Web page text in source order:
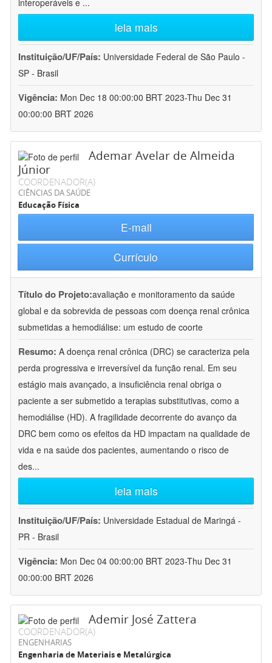
interoperáveis e ...
leia mais
Instituição/UF/País: Universidade Federal de São Paulo -
SP - Brasil
Vigência: Mon Dec 18 00:00:00 BRT 2023-Thu Dec 31
00:00:00 BRT 2026
Ademar Avelar de Almeida
Júnior
COORDENADOR(A)
CIÊNCIAS DA SAÚDE
Educação Física
E-mail
Currículo
Título do Projeto:avaliação e monitoramento da saúde
global e da sobrevida de pessoas com doença renal crônica
submetidas a hemodiálise: um estudo de coorte
Resumo: A doença renal crônica (DRC) se caracteriza pela
perda progressiva e irreversível da função renal. Em seu
estágio mais avançado, a insuficiência renal obriga o
paciente a ser submetido a terapias substitutivas, como a
hemodiálise (HD). A fragilidade decorrente do avanço da
DRC bem como os efeitos da HD impactam na qualidade de
vida e na saúde dos pacientes, aumentando o risco de
des...
leia mais
Instituição/UF/País: Universidade Estadual de Maringá -
PR - Brasil
Vigência: Mon Dec 04 00:00:00 BRT 2023-Thu Dec 31
00:00:00 BRT 2026
Ademir José Zattera
COORDENADOR(A)
ENGENHARIAS
Engenharia de Materiais e Metalúrgica